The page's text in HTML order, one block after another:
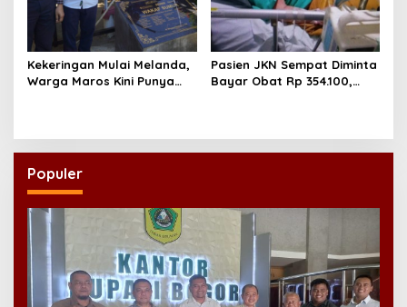
Kekeringan Mulai Melanda,
Warga Maros Kini Punya
Pasien JKN Sempat Diminta
Bayar Obat Rp 354.100,
Populer